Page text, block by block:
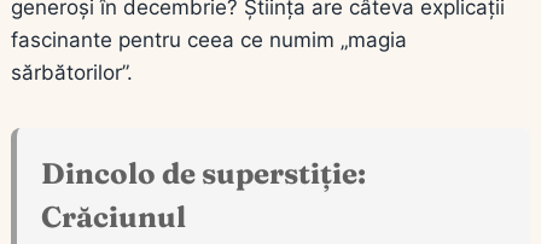
generoși în decembrie? Știința are câteva explicații
fascinante pentru ceea ce numim „magia
sărbătorilor”.
Dincolo de superstiție:
Crăciunul